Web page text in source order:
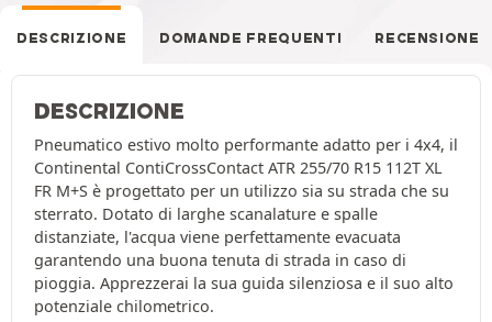
DESCRIZIONE DOMANDE FREQUENTI RECENSIONE
DESCRIZIONE
Pneumatico estivo molto performante adatto per i 4x4, il
Continental ContiCrossContact ATR 255/70 R15 112T XL
FR M+S è progettato per un utilizzo sia su strada che su
sterrato. Dotato di larghe scanalature e spalle
distanziate, l'acqua viene perfettamente evacuata
garantendo una buona tenuta di strada in caso di
pioggia. Apprezzerai la sua guida silenziosa e il suo alto
potenziale chilometrico.